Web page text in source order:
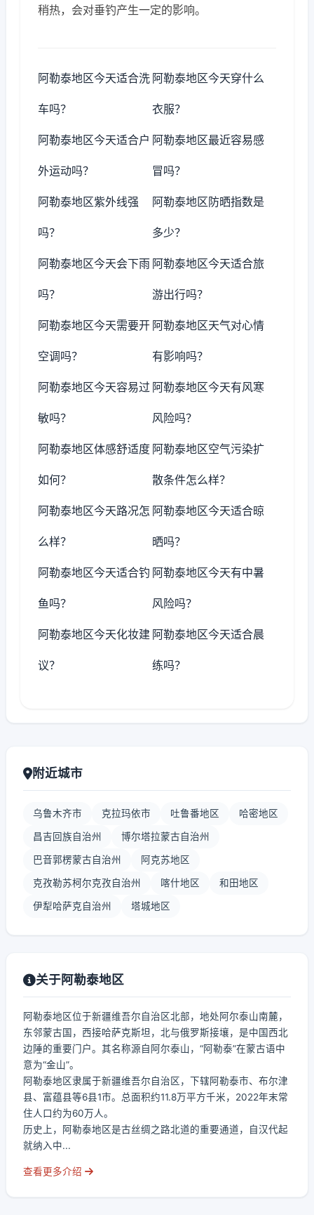
稍热，会对垂钓产生一定的影响。
阿勒泰地区今天适合洗
车吗？
阿勒泰地区今天穿什么
衣服？
阿勒泰地区今天适合户
外运动吗？
阿勒泰地区最近容易感
冒吗？
阿勒泰地区紫外线强
吗？
阿勒泰地区防晒指数是
多少？
阿勒泰地区今天会下雨
吗？
阿勒泰地区今天适合旅
游出行吗？
阿勒泰地区今天需要开
空调吗？
阿勒泰地区天气对心情
有影响吗？
阿勒泰地区今天容易过
敏吗？
阿勒泰地区今天有风寒
风险吗？
阿勒泰地区体感舒适度
如何？
阿勒泰地区空气污染扩
散条件怎么样？
阿勒泰地区今天路况怎
么样？
阿勒泰地区今天适合晾
晒吗？
阿勒泰地区今天适合钓
鱼吗？
阿勒泰地区今天有中暑
风险吗？
阿勒泰地区今天化妆建
议？
阿勒泰地区今天适合晨
练吗？
附近城市
乌鲁木齐市 克拉玛依市 吐鲁番地区 哈密地区
昌吉回族自治州 博尔塔拉蒙古自治州
巴音郭楞蒙古自治州 阿克苏地区
克孜勒苏柯尔克孜自治州 喀什地区 和田地区
伊犁哈萨克自治州 塔城地区
关于阿勒泰地区
阿勒泰地区位于新疆维吾尔自治区北部，地处阿尔泰山南麓，
东邻蒙古国，西接哈萨克斯坦，北与俄罗斯接壤，是中国西北
边陲的重要门户。其名称源自阿尔泰山，“阿勒泰”在蒙古语中
意为“金山”。
阿勒泰地区隶属于新疆维吾尔自治区，下辖阿勒泰市、布尔津
县、富蕴县等6县1市。总面积约11.8万平方千米，2022年末常
住人口约为60万人。
历史上，阿勒泰地区是古丝绸之路北道的重要通道，自汉代起
就纳入中...
查看更多介绍